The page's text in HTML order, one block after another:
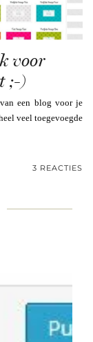
voor
;-)
een blog voor je
veel toegevoegde
3 REACTIES